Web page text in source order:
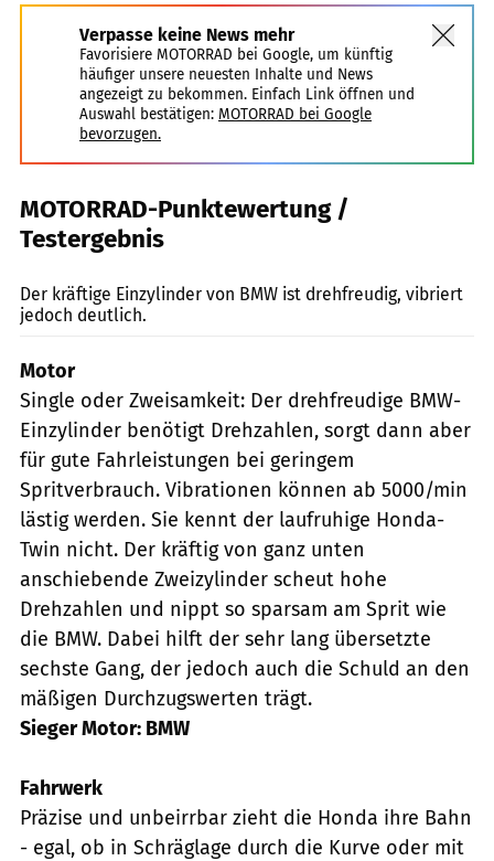
Verpasse keine News mehr
Favorisiere MOTORRAD bei Google, um künftig
häufiger unsere neuesten Inhalte und News
angezeigt zu bekommen. Einfach Link öffnen und
Auswahl bestätigen: MOTORRAD bei Google
bevorzugen.
MOTORRAD-Punktewertung /
Testergebnis
Der kräftige Einzylinder von BMW ist drehfreudig, vibriert
jedoch deutlich.
Motor
Single oder Zweisamkeit: Der drehfreudige BMW-
Einzylinder benötigt Drehzahlen, sorgt dann aber
für gute Fahrleistungen bei geringem
Spritverbrauch. Vibrationen können ab 5000/min
lästig werden. Sie kennt der laufruhige Honda-
Twin nicht. Der kräftig von ganz unten
anschiebende Zweizylinder scheut hohe
Drehzahlen und nippt so sparsam am Sprit wie
die BMW. Dabei hilft der sehr lang übersetzte
sechste Gang, der jedoch auch die Schuld an den
mäßigen Durchzugswerten trägt.
Sieger Motor: BMW
Fahrwerk
Präzise und unbeirrbar zieht die Honda ihre Bahn
- egal, ob in Schräglage durch die Kurve oder mit